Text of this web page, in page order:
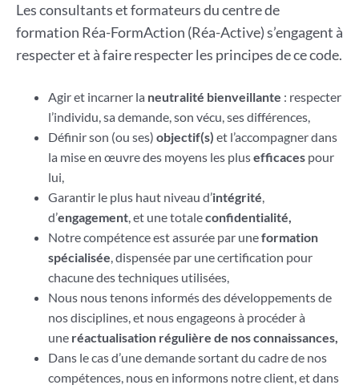
Les consultants et formateurs du centre de
formation Réa-FormAction (Réa-Active) s’engagent à
respecter et à faire respecter les principes de ce code.
Agir et incarner la neutralité bienveillante : respecter
l’individu, sa demande, son vécu, ses différences,
Définir son (ou ses) objectif(s) et l’accompagner dans
la mise en œuvre des moyens les plusefficacespour
lui,
Garantir le plus haut niveau d’intégrité,
d’engagement, et une totaleconfidentialité,
Notre compétence est assurée par uneformation
spécialisée, dispensée par une certification pour
chacune des techniques utilisées,
Nous nous tenons informés des développements de
nos disciplines, et nous engageons à procéder à
une réactualisation régulière de nos connaissances,
Dans le cas d’une demande sortant du cadre de nos
compétences, nous en informons notre client, et dans